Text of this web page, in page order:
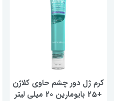
کرم ژل دور چشم حاوی کلاژن
+25 بایومارین 20 میلی لیتر